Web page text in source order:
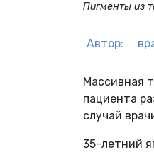
Пигменты из
Автор:
Массивная
пациента
случай
35-летний